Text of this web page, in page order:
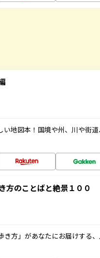
地図本！国境や州、川や街
方のことばと絶景１００
方」があなたにお届けする